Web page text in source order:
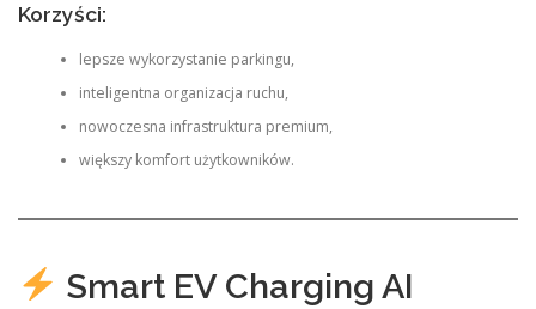
Korzyści:
lepsze wykorzystanie parkingu,
inteligentna organizacja ruchu,
nowoczesna infrastruktura premium,
większy komfort użytkowników.
Smart EV Charging AI